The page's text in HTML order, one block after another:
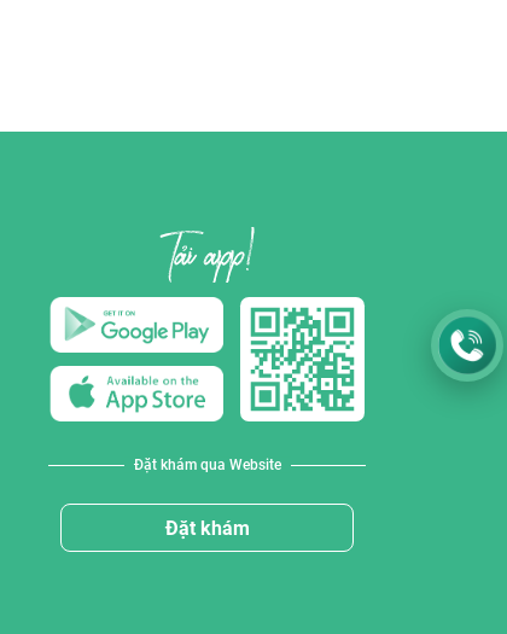
Đặt khám qua Website
Đặt khám